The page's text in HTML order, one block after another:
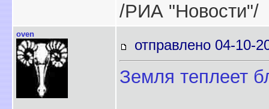
/РИА "Новости"/
oven
отправлено 04-10-
Земля теплеет